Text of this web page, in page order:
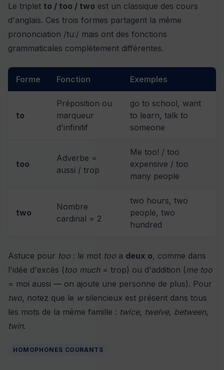
Le triplet to / too / two est un classique des cours
d'anglais. Ces trois formes partagent la même
prononciation /tuː/ mais ont des fonctions
grammaticales complètement différentes.
Forme Fonction Exemples
to
Préposition ou
marqueur
d'infinitif
go to school, want
to learn, talk to
someone
too
Adverbe =
aussi / trop
Me too! / too
expensive / too
many people
two
Nombre
cardinal = 2
two hours, two
people, two
hundred
Astuce pour too : le mot too a deux o, comme dans
l'idée d'excès (too much= trop) ou d'addition (me too
= moi aussi — on ajoute une personne de plus). Pour
two, notez que le wsilencieux est présent dans tous
les mots de la même famille : twice, twelve, between,
twin.
HOMOPHONES COURANTS